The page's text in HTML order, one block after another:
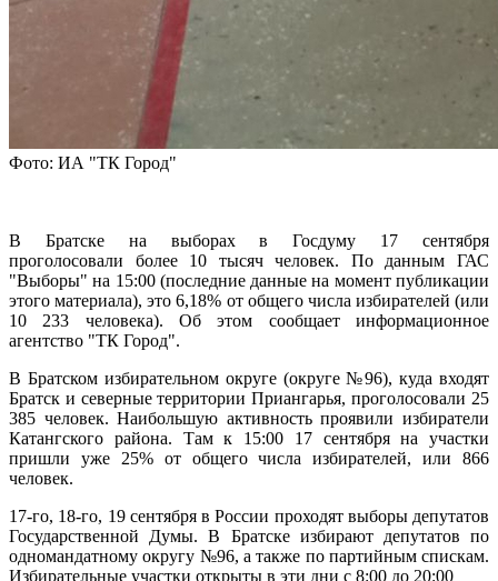
Фото: ИА "ТК Город"
В Братске на выборах в Госдуму 17 сентября
проголосовали более 10 тысяч человек. По данным ГАС
"Выборы" на 15:00 (последние данные на момент публикации
этого материала), это 6,18% от общего числа избирателей (или
10 233 человека). Об этом сообщает информационное
агентство "ТК Город".
В Братском избирательном округе (округе №96), куда входят
Братск и северные территории Приангарья, проголосовали 25
385 человек. Наибольшую активность проявили избиратели
Катангского района. Там к 15:00 17 сентября на участки
пришли уже 25% от общего числа избирателей, или 866
человек.
17-го, 18-го, 19 сентября в России проходят выборы депутатов
Государственной Думы. В Братске избирают депутатов по
одномандатному округу №96, а также по партийным спискам.
Избирательные участки открыты в эти дни с 8:00 до 20:00